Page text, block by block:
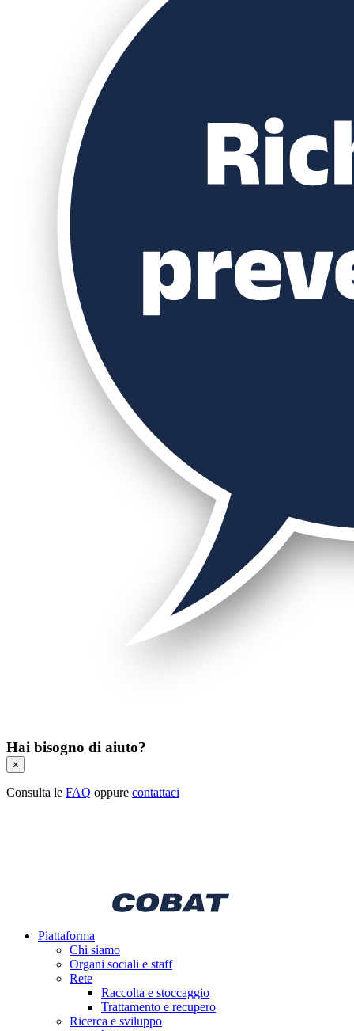
Hai bisogno di aiuto?
×
Consulta le FAQ oppure contattaci
Piattaforma
Chi siamo
Organi sociali e staff
Rete
Raccolta e stoccaggio
Trattamento e recupero
Ricerca e sviluppo